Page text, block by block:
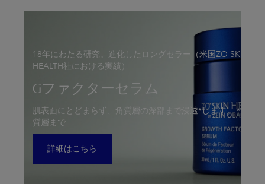
Japan
18年にわたる研究。進化したロングセラー（米国ZO SKIN
HEALTH社における実績）
Gファクターセラム
肌表面にとどまらず、角質層の深部まで浸透*します。 *角
質層まで
詳細はこちら